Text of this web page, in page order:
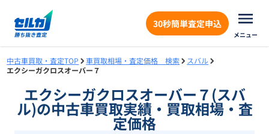
30秒簡単査定申込
メニュー
中古車買取・査定TOP 車買取相場・査定価格 検索
スバル
エクシーガクロスオーバー７
エクシーガクロスオーバー７(スバ
ル)の中古車買取実績・買取相場・査
定価格